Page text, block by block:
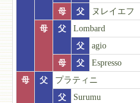
母
父
ヌレイエフ
母
父
Lombard
父
agio
母
父
Espresso
母
父
プラティニ
父
Surumu